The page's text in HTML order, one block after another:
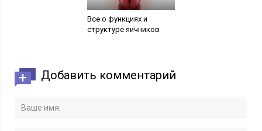
Все о функциях и
структуре яичников
Добавить комментарий